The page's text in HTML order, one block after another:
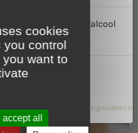
de consommer de l'alcool
pays :
Non
consignes de tri www.consignesdetri.fr
particulièrement bien
cookies
you control
want to
all